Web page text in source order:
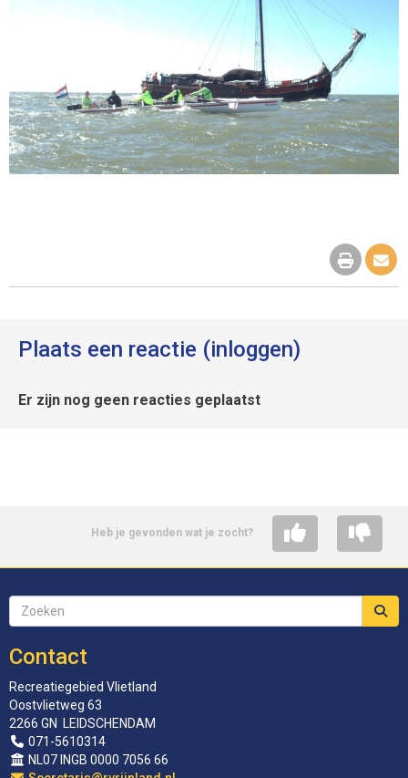
Plaats een reactie (inloggen)
Er zijn nog geen reacties geplaatst
Heb je gevonden wat je zocht?
Contact
Recreatiegebied Vlietland
Oostvlietweg 63
2266 GN LEIDSCHENDAM
071-5610314
NL07 INGB 0000 7056 66